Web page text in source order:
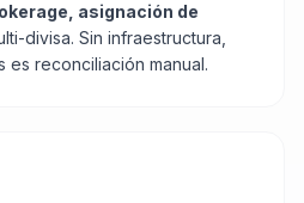
asignación de
divisa. Sin infraestructura,
es reconciliación manual.